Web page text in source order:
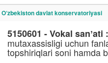
O‘zbekiston davlat konservatoriyasi
5150601 - Vokal
mutaxassisligi uchun
topshiriqlari soni hamda